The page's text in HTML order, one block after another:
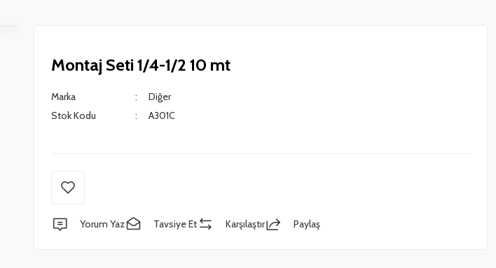
Montaj Seti 1/4-1/2 10 mt
Marka
Diğer
Stok Kodu
A301C
Yorum Yaz Tavsiye Et Karşılaştır Paylaş